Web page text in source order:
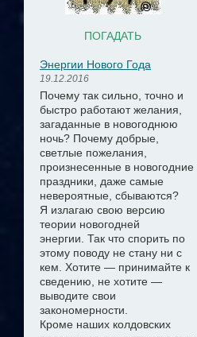
ПОГАДАТЬ
Энергии Нового Года
19.12.2016
Почему так сильно, точно и
быстро работают желания,
загаданные в новогоднюю
ночь? Почему добрые,
светлые пожелания,
произнесенные в новогодние
праздники, даже самые
невероятные, сбываются?
Я излагаю свою версию
теории новогодней
энергии. Так что спорить по
этому поводу не стану ни с
кем. Хотите — принимайте к
сведению, не хотите —
выводите свои
закономерности.
Кроме наших колдовских